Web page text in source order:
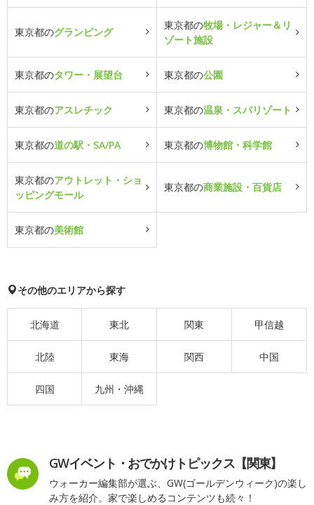
東京都のグランピング
東京都の牧場・レジャー＆リ
ゾート施設
東京都のタワー・展望台 東京都の公園
東京都のアスレチック 東京都の温泉・スパリゾート
東京都の道の駅・SA/PA 東京都の博物館・科学館
東京都のアウトレット・ショ
ッピングモール
東京都の商業施設・百貨店
東京都の美術館
その他のエリアから探す
北海道 東北 関東 甲信越
北陸 東海 関西 中国
四国 九州・沖縄
GWイベント・おでかけトピックス【関東】
ウォーカー編集部が選ぶ、GW(ゴールデンウィーク)の楽し
み方を紹介。家で楽しめるコンテンツも続々！